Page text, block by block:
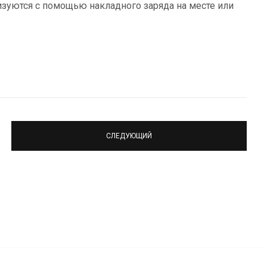
с помощью накладного заряда на месте или
СЛЕДУЮЩИЙ